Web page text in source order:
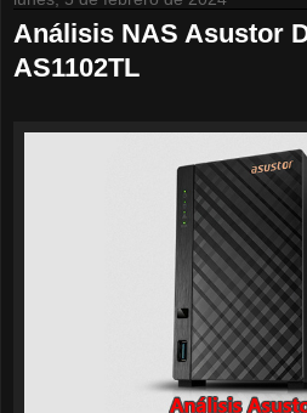
Análisis NAS Asustor
AS1102TL